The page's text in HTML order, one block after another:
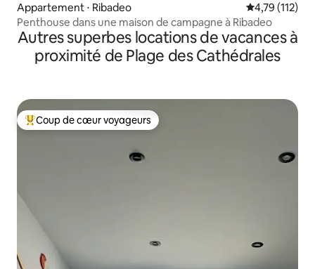
Appartement ⋅ Ribadeo Évaluation
4,79 (112)
Penthouse dans une maison de campagne à Ribadeo
Autres superbes locations de vacances à
proximité de Plage des Cathédrales
Coups de cœur voyageurs les plus appréciés
Coup de cœur voyageurs